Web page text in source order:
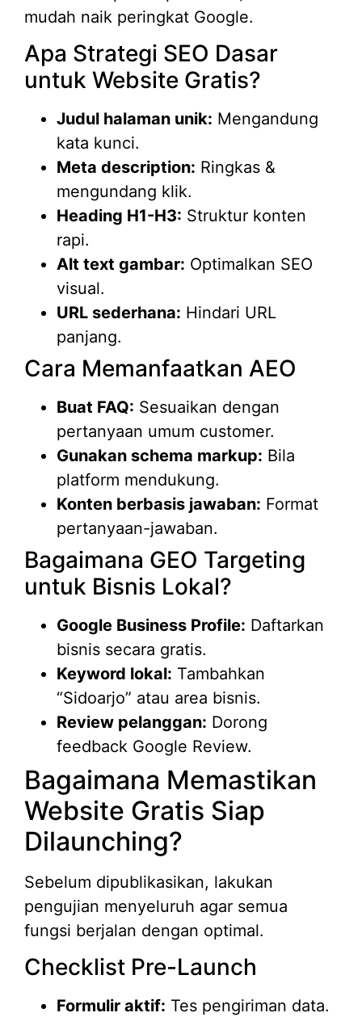
mudah naik peringkat Google.
Apa Strategi SEO Dasar
untuk Website Gratis?
Judul halaman unik: Mengandung
kata kunci.
Meta description: Ringkas &
mengundang klik.
Heading H1-H3: Struktur konten
rapi.
Alt text gambar: Optimalkan SEO
visual.
URL sederhana: Hindari URL
panjang.
Cara Memanfaatkan AEO
Buat FAQ: Sesuaikan dengan
pertanyaan umum customer.
Gunakan schema markup: Bila
platform mendukung.
Konten berbasis jawaban: Format
pertanyaan-jawaban.
Bagaimana GEO Targeting
untuk Bisnis Lokal?
Google Business Profile: Daftarkan
bisnis secara gratis.
Keyword lokal: Tambahkan
“Sidoarjo” atau area bisnis.
Review pelanggan: Dorong
feedback Google Review.
Bagaimana Memastikan
Website Gratis Siap
Dilaunching?
Sebelum dipublikasikan, lakukan
pengujian menyeluruh agar semua
fungsi berjalan dengan optimal.
Checklist Pre-Launch
Formulir aktif: Tes pengiriman data.